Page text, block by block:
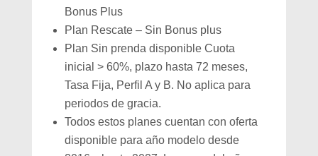
Bonus Plus
Plan Rescate – Sin Bonus plus
Plan Sin prenda disponible Cuota
inicial > 60%, plazo hasta 72 meses,
Tasa Fija, Perfil A y B. No aplica para
periodos de gracia.
Todos estos planes cuentan con oferta
disponible para año modelo desde